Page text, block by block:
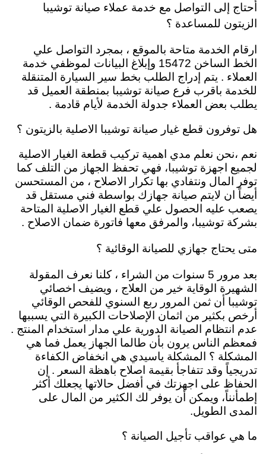
أحتاج إلى التواصل مع خدمة عملاء صيانة توشيبا
الزيتون للمساعدة ؟
ارقام الخدمة متاحة بالموقع ، بمجرد التواصل علي
الخط الساخن 15472 وإبلاغ البيانات لموظفي خدمة
العملاء . يتم إدراج الطلب بخط سير السيارة المتنقلة
للخدمة باقرب فرع صيانة توشيبا بمنطقة العميل قد
يطلب بعض العملاء جدولة الخدمة لأيام قادمة .
هل توفرون قطع غيار صيانة توشيبا الاصلية بالزيتون ؟
نعم ،نحن نعلم مدي اهمية تركيب قطعة الغيار الاصلية
لجميع اجهزة توشيبا، فهي تحفظ الجهاز من التلف كما
توفر المال ونتفادي بها تكرار الاصلاح ، من المستحسن
أيضاً ان لايتم صيانة جهازك بواسطة فني مستقل قد
يصعب عليه الحصول علي قطع الغيار الاصلية المتاحة
بشركة توشيبا، والمرفق معها فاتورة ضمان الاصلاح .
متى يحتاج جهازي للصيانة الوقائية ؟
بعد مرور 5 سنوات من الشراء ، كلنا نعرف المقولة
الشهيرة الوقاية خير من العلاج ، ويضيف اخصائي
توشيبا أن ثمن المرور ربع السنوي للفحص الوقائي
أرخص بكثير من اثمان الإصلاحات الكبيرة التي يسببها
عدم انتظام الصيانة الدورية علي مدار استخدام المنتج .
فمعظم الناس يرون بأن طالما الجهاز يعمل فما هي
المشكلة ؟ المشكلة ياسيدي هي انخفاض الكفاءة
تدريجياً وقد تتفاجأ بقيمة اصلاح باهظة السعر . إن
الحفاظ على اجهزتك في أفضل حالاتها يجعلك أكثر
إطمأنناً، ويمكن أن يوفر لك الكثير من المال على
المدى الطويل.
ما هي عواقب تأجيل الصيانة ؟